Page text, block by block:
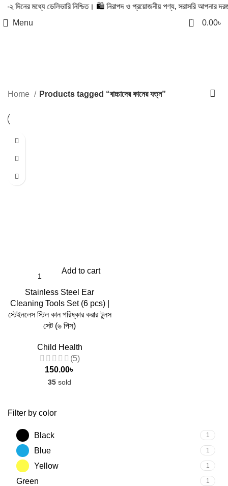
মধ্যে ডেলিভারি নিশ্চিত। 🛍️ নিরাপদ ও প্রয়োজনীয় পণ্য, সরাসরি আপনার
Menu
0 0.00৳
Categories
Filter by color
Black 1
Blue 1
Yellow 1
Green 1
Home Products tagged “বাচ্চাদের কানের যত্ন”
Add to cart
Stainless Steel Ear
Cleaning Tools Set (6 pcs) |
স্টেইনলেস স্টিল কান পরিষ্কার করার টুলস
সেট (৬ পিস)
Child Health
(5)
150.00৳
35 sold